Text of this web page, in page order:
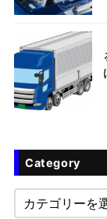
Category